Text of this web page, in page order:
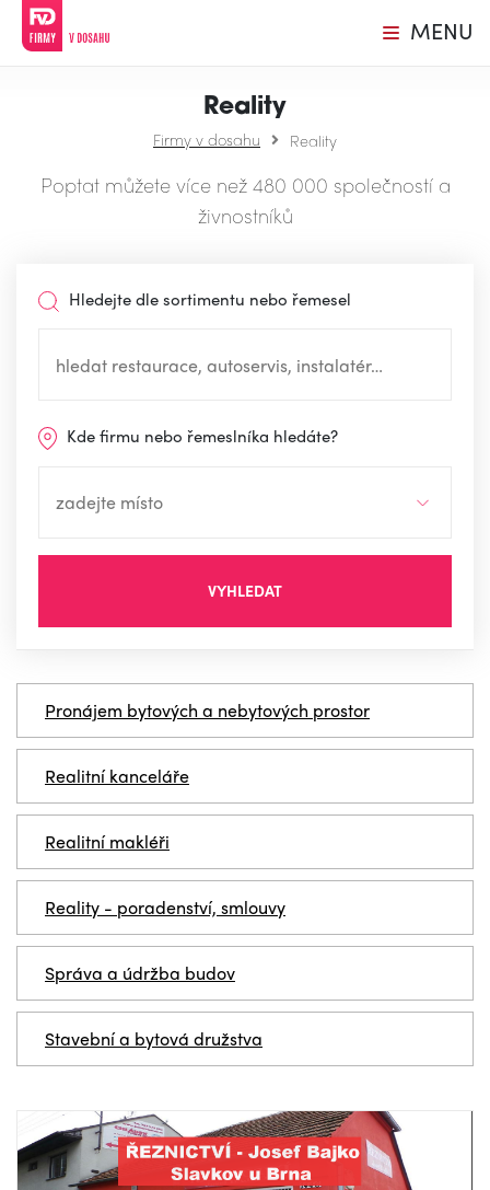
MENU
Reality
Firmy v dosahu Reality
Poptat můžete více než 480 000 společností a
živnostníků
Hledejte dle sortimentu nebo řemesel
Kde firmu nebo řemeslníka hledáte?
VYHLEDAT
Pronájem bytových a nebytových prostor
Realitní kanceláře
Realitní makléři
Reality - poradenství, smlouvy
Správa a údržba budov
Stavební a bytová družstva